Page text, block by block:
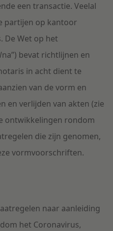
een transactie. Veelal
partijen op kantoor
De Wet op het
bevat richtlijnen en
in acht dient te
van de vorm en
en verlijden van akten (zie
ontwikkelingen rondom
die zijn genomen,
vormvoorschriften.
naar aanleiding
het Coronavirus,